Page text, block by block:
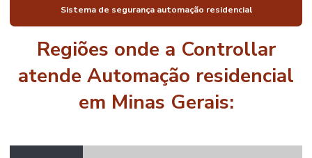
AUTOMAÇÃO
RESIDENCIAL
AUTOMAÇÃO
PISCINA
Sistema de segurança automação residencial
Regiões onde a Controllar
atende Automação residencial
em Minas Gerais: